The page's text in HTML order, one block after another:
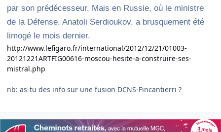
par son prédécesseur. Mais en Russie, où le ministre
de la Défense, Anatoli Serdioukov, a brusquement été
limogé le mois dernier.
http://www.lefigaro.fr/international/2012/12/21/01003-
20121221ARTFIG00616-moscou-hesite-a-construire-ses-
mistral.php
nb: as-tu des info sur une fusion DCNS-Fincantierri ?